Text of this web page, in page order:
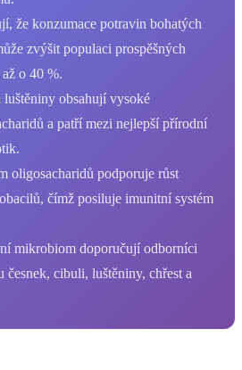
že konzumace potravin bohatých
zvýšit populaci prospěšných
o 40 %.
luštěniny obsahují vysoké
a patří mezi nejlepší přírodní
oligosacharidů podporuje růst
čímž posiluje imunitní systém
mikrobiom doporučují odborníci
česnek, cibuli, luštěniny, chřest a